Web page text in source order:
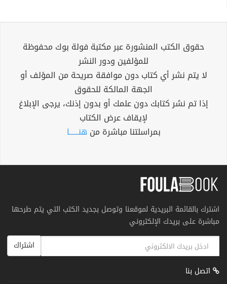
حقوق الكتب المنشورة عبر مكتبة فولة بوك محفوظة
للمؤلفين ودور النشر
لا يتم نشر أي كتاب دون موافقة صريحة من المؤلف أو
الجهة المالكة للحقوق
إذا تم نشر كتابك دون علمك أو بدون إذنك، يرجى الإبلاغ
لإيقاف عرض الكتاب
بمراسلتنا مباشرة من هنــــــا
اشترك بالقائمة البريدية لموقعنا وتوصل بجديد الكتب التي يتم طرحها
مباشرة على بريدك الإلكتروني
اشتراك
اتصل بنا